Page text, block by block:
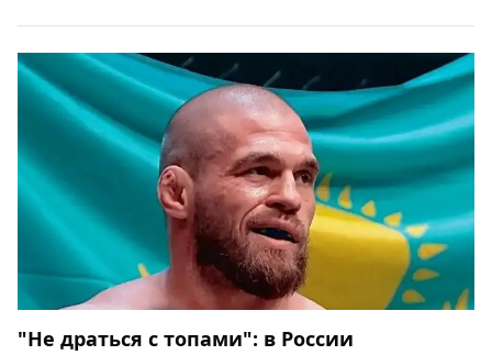
"Не драться с топами": в России